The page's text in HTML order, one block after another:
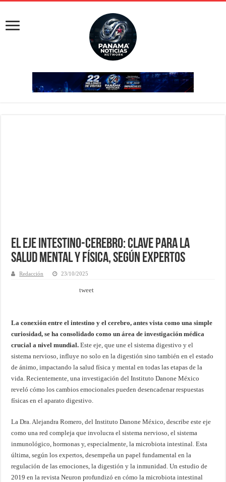
El Eje Intestino-Cerebro: Clave para la
Salud Mental y Física, Según Expertos
Redacción 23/10/2025
tweet
La conexión entre el intestino y el cerebro, antes vista como una simple
curiosidad, se ha consolidado como un área de investigación médica
crucial a nivel mundial. Este eje, que une el sistema digestivo y el
sistema nervioso, influye no solo en la digestión sino también en el estado
de ánimo, impactando la salud física y mental en todas las etapas de la
vida. Recientemente, una investigación del Instituto Danone México
reveló cómo los cambios emocionales pueden desencadenar respuestas
físicas en el aparato digestivo.
La Dra. Alejandra Romero, del Instituto Danone México, describe este eje
como una red compleja que involucra el sistema nervioso, el sistema
inmunológico, hormonas y, especialmente, la microbiota intestinal. Esta
última, según los expertos, desempeña un papel fundamental en la
regulación de las emociones, la digestión y la inmunidad. Un estudio de
2019 en la revista Neuron profundizó en cómo la microbiota intestinal